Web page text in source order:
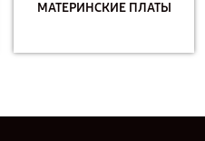
МАТЕРИНСКИЕ ПЛАТЫ